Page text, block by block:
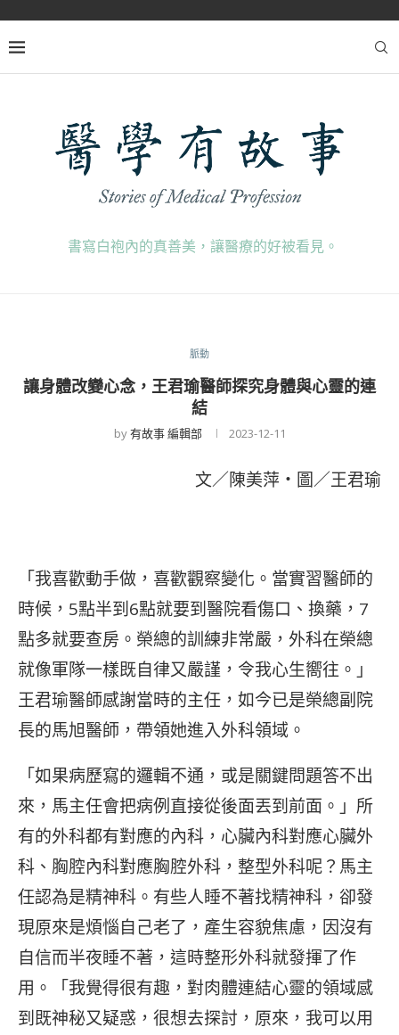
書寫白袍內的真善美，讓醫療的好被看見。
脈動
讓身體改變心念，王君瑜醫師探究身體與心靈的連
結
by有故事 編輯部 2023-12-11
文／陳美萍・圖／王君瑜
「我喜歡動手做，喜歡觀察變化。當實習醫師的
時候，5點半到6點就要到醫院看傷口、換藥，7
點多就要查房。榮總的訓練非常嚴，外科在榮總
就像軍隊一樣既自律又嚴謹，令我心生嚮往。」
王君瑜醫師感謝當時的主任，如今已是榮總副院
長的馬旭醫師，帶領她進入外科領域。
「如果病歷寫的邏輯不通，或是關鍵問題答不出
來，馬主任會把病例直接從後面丟到前面。」所
有的外科都有對應的內科，心臟內科對應心臟外
科、胸腔內科對應胸腔外科，整型外科呢？馬主
任認為是精神科。有些人睡不著找精神科，卻發
現原來是煩惱自己老了，產生容貌焦慮，因沒有
自信而半夜睡不著，這時整形外科就發揮了作
用。「我覺得很有趣，對肉體連結心靈的領域感
到既神秘又疑惑，很想去探討，原來，我可以用